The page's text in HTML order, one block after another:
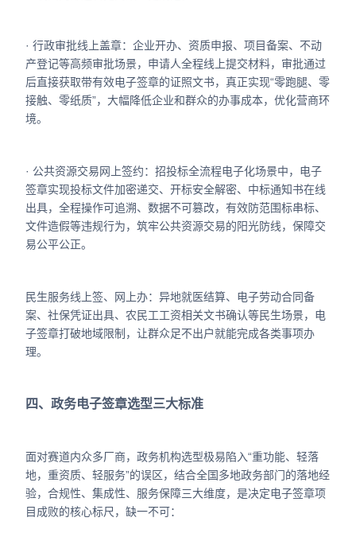
· 行政审批线上盖章：企业开办、资质申报、项目备案、不动
产登记等高频审批场景，申请人全程线上提交材料，审批通过
后直接获取带有效电子签章的证照文书，真正实现“零跑腿、零
接触、零纸质”，大幅降低企业和群众的办事成本，优化营商环
境。
· 公共资源交易网上签约：招投标全流程电子化场景中，电子
签章实现投标文件加密递交、开标安全解密、中标通知书在线
出具，全程操作可追溯、数据不可篡改，有效防范围标串标、
文件造假等违规行为，筑牢公共资源交易的阳光防线，保障交
易公平公正。
民生服务线上签、网上办：异地就医结算、电子劳动合同备
案、社保凭证出具、农民工工资相关文书确认等民生场景，电
子签章打破地域限制，让群众足不出户就能完成各类事项办
理。
四、政务电子签章选型三大标准
面对赛道内众多厂商，政务机构选型极易陷入“重功能、轻落
地，重资质、轻服务”的误区，结合全国多地政务部门的落地经
验，合规性、集成性、服务保障三大维度，是决定电子签章项
目成败的核心标尺，缺一不可：